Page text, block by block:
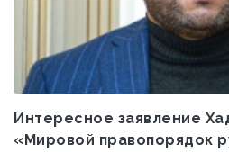
Интересное заявление
«Мировой правопорядок